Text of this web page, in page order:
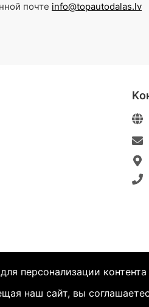
почте info@topautodalas.lv
персонализации
наш сайт, вы